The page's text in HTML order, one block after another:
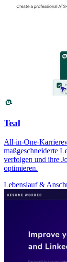
Teal
All-in-One-
maßgeschneiderte
verfolgen und ihre
optimieren.
Lebenslauf &